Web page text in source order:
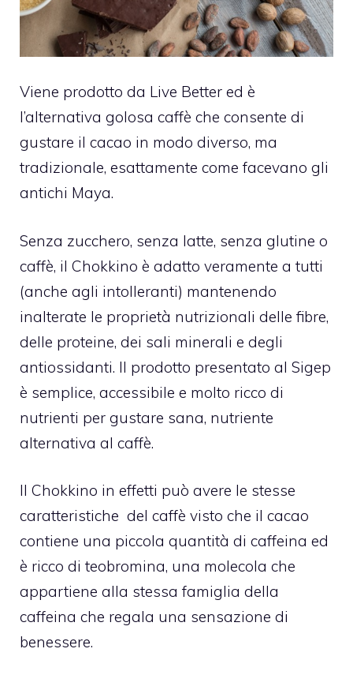
Viene prodotto da Live Better ed è
l’alternativa golosa caffè che consente di
gustare il cacao in modo diverso, ma
tradizionale, esattamente come facevano gli
antichi Maya.
Senza zucchero, senza latte, senza glutine o
caffè, il Chokkino è adatto veramente a tutti
(anche agli intolleranti) mantenendo
inalterate le proprietà nutrizionali delle fibre,
delle proteine, dei sali minerali e degli
antiossidanti. Il prodotto presentato al Sigep
è semplice, accessibile e molto ricco di
nutrienti per gustare sana, nutriente
alternativa al caffè.
Il Chokkino in effetti può avere le stesse
caratteristiche del caffè visto che il cacao
contiene una piccola quantità di caffeina ed
è ricco di teobromina, una molecola che
appartiene alla stessa famiglia della
caffeina che regala una sensazione di
benessere.